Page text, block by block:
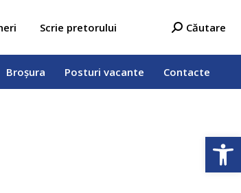
Scrie pretorului Search:
Căutare
Broșura Posturi vacante Contacte
Broșura Posturi vacante Contacte